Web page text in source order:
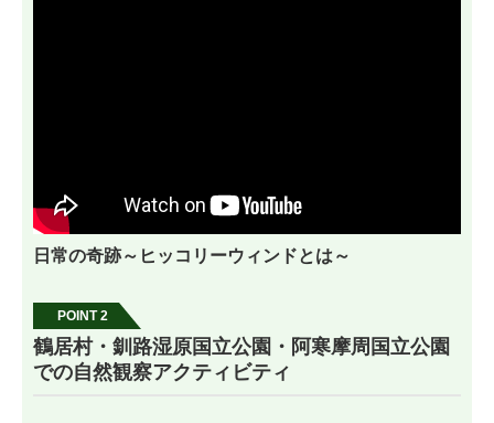
日常の奇跡～ヒッコリーウィンドとは～
POINT 2
鶴居村・釧路湿原国立公園・阿寒摩周国立公園
での自然観察アクティビティ